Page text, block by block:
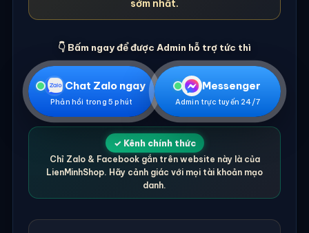
sớm nhất.
👇 Bấm ngay để được Admin hỗ trợ tức thì
Chat Zalo ngay
Phản hồi trong 5 phút
Messenger
Admin trực tuyến 24/7
✓ Kênh chính thức
Chỉ Zalo & Facebook gắn trên website này là của
LienMinhShop. Hãy cảnh giác với mọi tài khoản mạo
danh.